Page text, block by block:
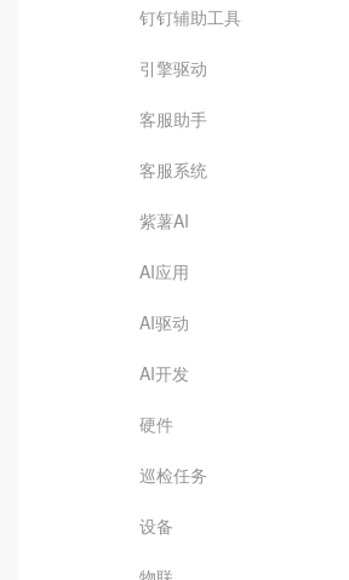
钉钉辅助工具
引擎驱动
客服助手
客服系统
紫薯AI
AI应用
AI驱动
AI开发
硬件
巡检任务
设备